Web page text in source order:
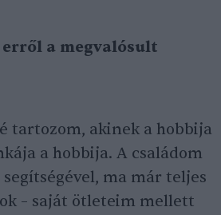
a megvalósult
tartozom, akinek a hobbija
a hobbija. A családom
ma már teljes
– saját ötleteim mellett